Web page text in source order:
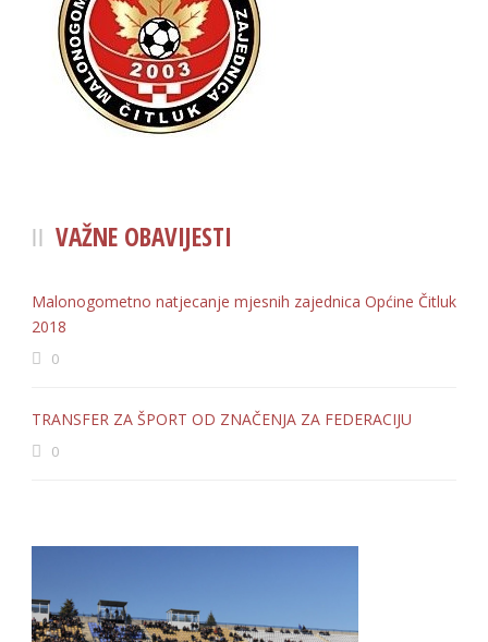
VAŽNE OBAVIJESTI
Malonogometno natjecanje mjesnih zajednica Općine Čitluk
2018
0
TRANSFER ZA ŠPORT OD ZNAČENJA ZA FEDERACIJU
0